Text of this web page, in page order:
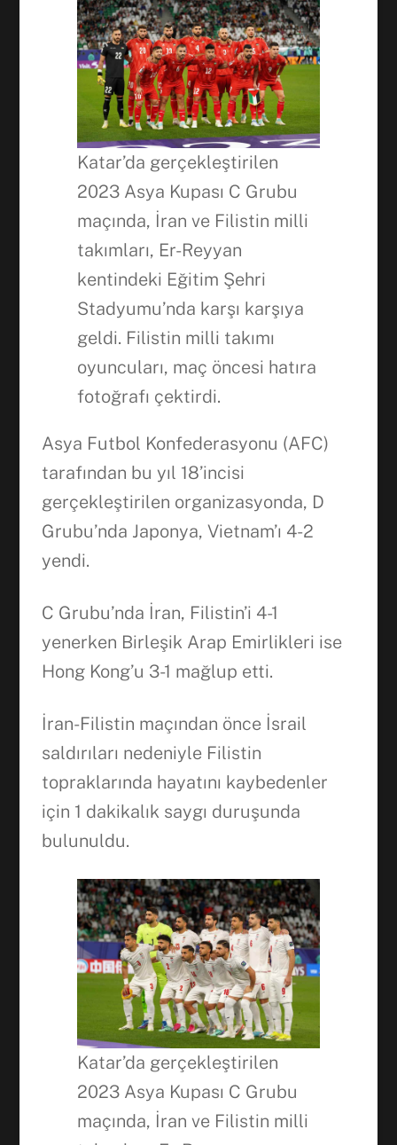
Katar’da gerçekleştirilen
2023 Asya Kupası C Grubu
maçında, İran ve Filistin milli
takımları, Er-Reyyan
kentindeki Eğitim Şehri
Stadyumu’nda karşı karşıya
geldi. Filistin milli takımı
oyuncuları, maç öncesi hatıra
fotoğrafı çektirdi.
Asya Futbol Konfederasyonu (AFC)
tarafından bu yıl 18’incisi
gerçekleştirilen organizasyonda, D
Grubu’nda Japonya, Vietnam’ı 4-2
yendi.
C Grubu’nda İran, Filistin’i 4-1
yenerken Birleşik Arap Emirlikleri ise
Hong Kong’u 3-1 mağlup etti.
İran-Filistin maçından önce İsrail
saldırıları nedeniyle Filistin
topraklarında hayatını kaybedenler
için 1 dakikalık saygı duruşunda
bulunuldu.
Katar’da gerçekleştirilen
2023 Asya Kupası C Grubu
maçında, İran ve Filistin milli